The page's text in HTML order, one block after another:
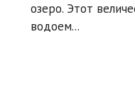
озеро. Этот
водоем...